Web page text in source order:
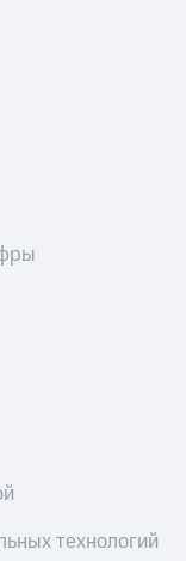
технологий